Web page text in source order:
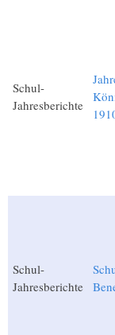
Schul-
Jahresberichte
Schul-
Jahresberichte